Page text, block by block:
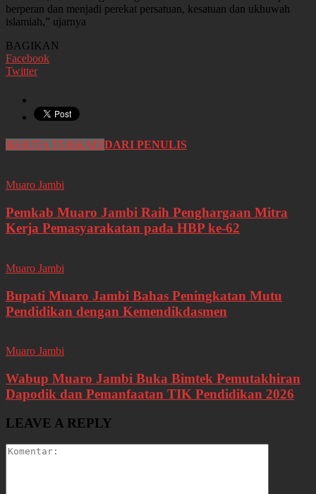
berperan dan menjadi perekat persatuan, kesatuan dan ukhuwah
islamiah,” ujarnya
BAGIKAN
Facebook
Twitter
BERITA TERKAITDARI PENULIS
Muaro Jambi
Pemkab Muaro Jambi Raih Penghargaan Mitra
Kerja Pemasyarakatan pada HBP ke-62
Muaro Jambi
Bupati Muaro Jambi Bahas Peningkatan Mutu
Pendidikan dengan Kemendikdasmen
Muaro Jambi
Wabup Muaro Jambi Buka Bimtek Pemutakhiran
Dapodik dan Pemanfaatan TIK Pendidikan 2026
LEAVE A REPLY